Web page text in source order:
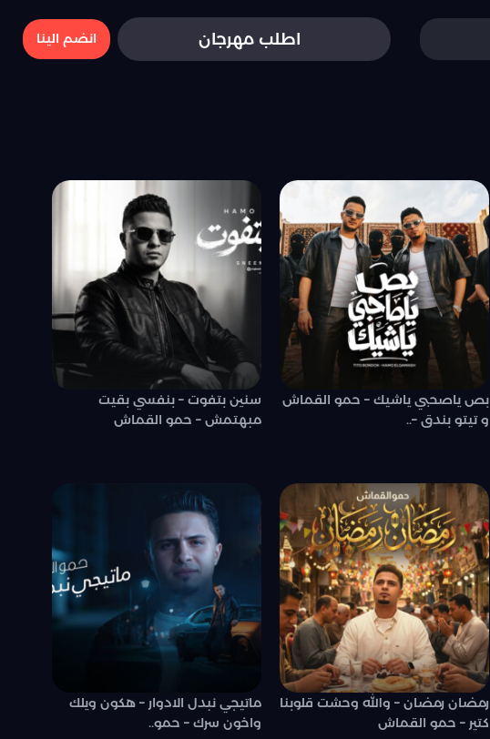
اطلب مهرجان انضم الينا
بص ياصحبي ياشيك – حمو القماش
و تيتو بندق –..
سنين بتفوت – بنفسي بقيت
مبهتمش – حمو القماش
رمضان رمضان – والله وحشت قلوبنا
كتير – حمو القماش
ماتيجي نبدل الادوار – هكون ويلك
واخون سرك – حمو..